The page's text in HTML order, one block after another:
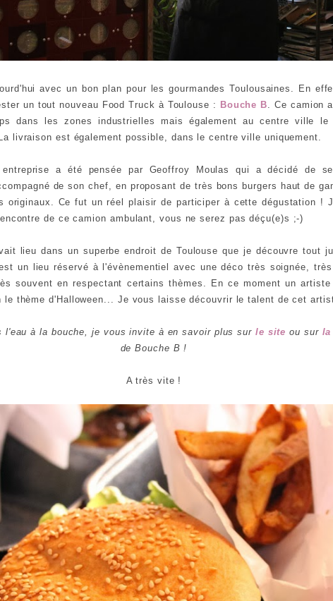
avec un bon plan pour les gourmandes Toulousaines. En
un tout nouveau Food Truck à Toulouse : Bouche B. Ce camion
dans les zones industrielles mais également au centre ville le
livraison est également possible, dans le centre ville uniquement.
a été pensée par Geoffroy Moulas qui a décidé de
de son chef, en proposant de très bons burgers haut de
originaux. Ce fut un réel plaisir de participer à cette dégustation !
de ce camion ambulant, vous ne serez pas déçu(e)s ;-)
lieu dans un superbe endroit de Toulouse que je découvre tout
un lieu réservé à l'évènementiel avec une déco très soignée,
souvent en respectant certains thèmes. En ce moment un
le thème d'Halloween... Je vous laisse découvrir le talent de cet
à la bouche, je vous invite à en savoir plus sur le site ou sur la
de Bouche B !
A très vite !